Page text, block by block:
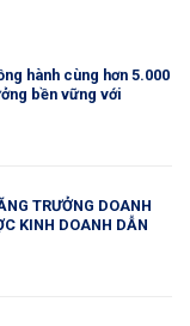
hành cùng hơn 5.000
bền vững với
TRƯỞNG DOANH
KINH DOANH DẪN